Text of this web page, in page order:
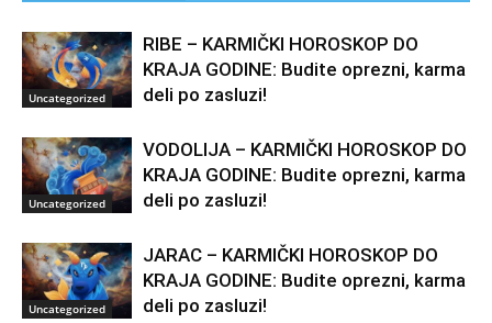
Uncategorized
RIBE – KARMIČKI HOROSKOP DO
KRAJA GODINE: Budite oprezni, karma
deli po zasluzi!
Uncategorized
VODOLIJA – KARMIČKI HOROSKOP DO
KRAJA GODINE: Budite oprezni, karma
deli po zasluzi!
Uncategorized
JARAC – KARMIČKI HOROSKOP DO
KRAJA GODINE: Budite oprezni, karma
deli po zasluzi!